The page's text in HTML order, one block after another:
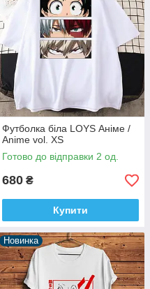
Футболка біла LOYS Аніме /
Anime vol. XS
Готово до відправки 2 од.
680 ₴
Купити
Новинка